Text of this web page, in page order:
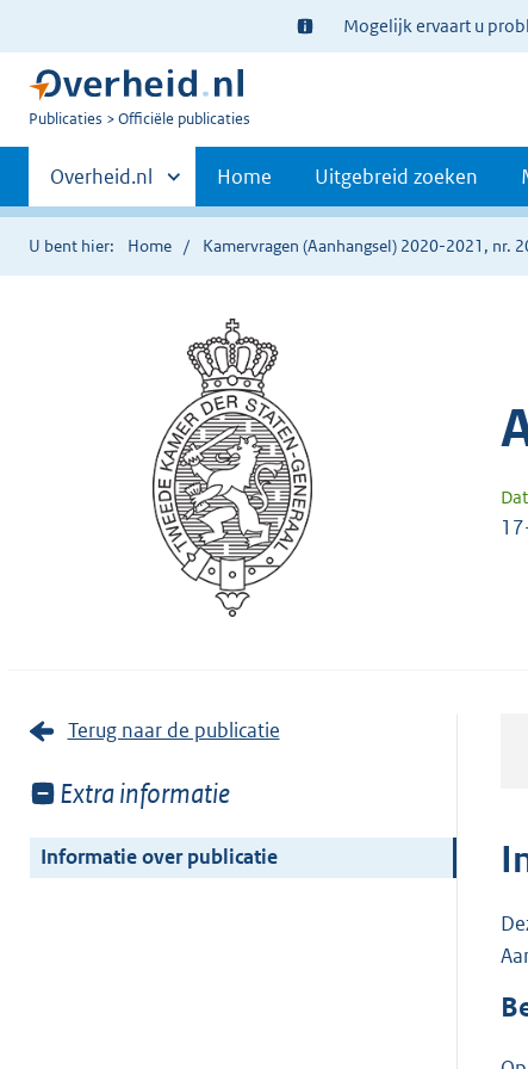
Ter
informatie:
Mogelijk ervaart u
U
Publicaties Officiële publicaties
Primaire
navigatie
Andere
sites
binnen
Overheid.nl Home Uitgebreid zoeken
U bent hier: Home Kamervragen (Aanhangsel) 2020-2021, nr.
Terug naar de publicatie
Toon
van:
Extra informatie
Informatie over publicatie